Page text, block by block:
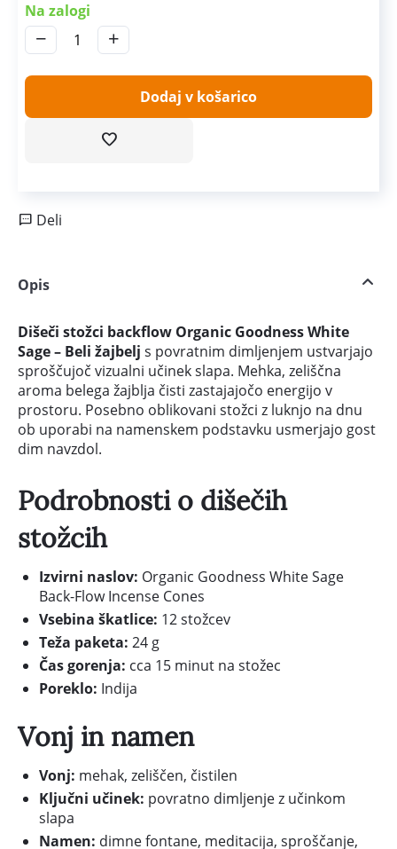
Na zalogi
+
−
Dodaj v košarico
Deli
Opis
Dišeči stožci backflow Organic Goodness White
Sage – Beli žajbelj s povratnim dimljenjem ustvarjajo
sproščujoč vizualni učinek slapa. Mehka, zeliščna
aroma belega žajblja čisti zastajajočo energijo v
prostoru. Posebno oblikovani stožci z luknjo na dnu
ob uporabi na namenskem podstavku usmerjajo gost
dim navzdol.
Podrobnosti o dišečih
stožcih
Izvirni naslov: Organic Goodness White Sage
Back-Flow Incense Cones
Vsebina škatlice: 12 stožcev
Teža paketa: 24 g
Čas gorenja: cca 15 minut na stožec
Poreklo: Indija
Vonj in namen
Vonj: mehak, zeliščen, čistilen
Ključni učinek: povratno dimljenje z učinkom
slapa
Namen: dimne fontane, meditacija, sproščanje,